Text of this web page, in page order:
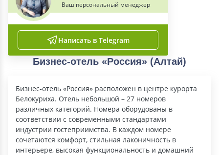
Ваш персональный менеджер
Написать в Telegram
Бизнес-отель «Россия» (Алтай)
Бизнес-отель «Россия» расположен в центре курорта
Белокуриха. Отель небольшой – 27 номеров
различных категорий. Номера оборудованы в
соответствии с современными стандартами
индустрии гостеприимства. В каждом номере
сочетаются комфорт, стильная лаконичность в
интерьере, высокая функциональность и домашний